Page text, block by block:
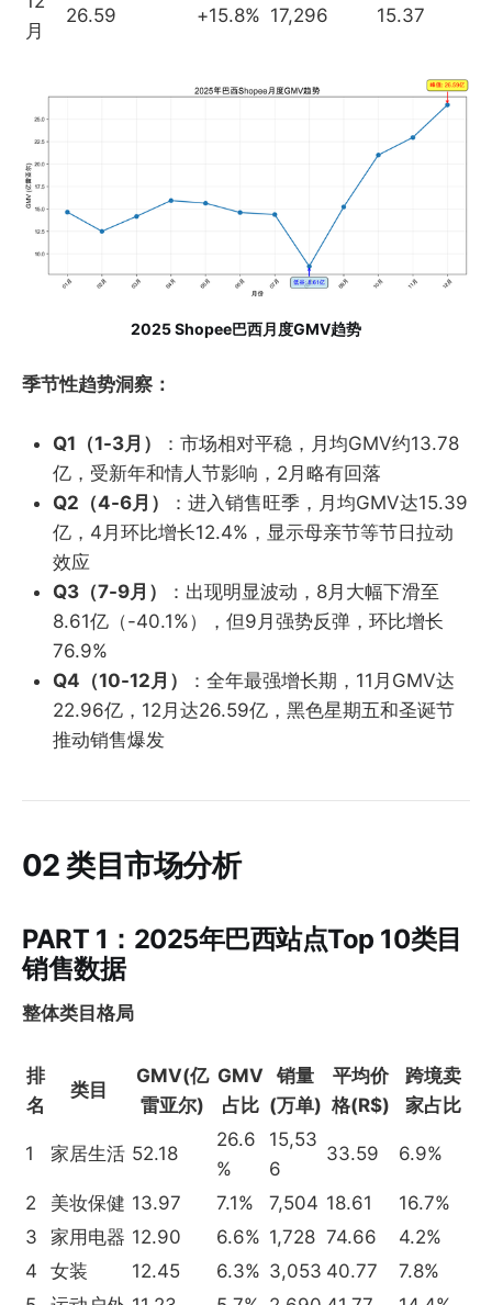
月
26.59 +15.8% 17,296 15.37
2025 Shopee巴西月度GMV趋势
季节性趋势洞察：
Q1（1-3月）
：市场相对平稳，月均GMV约13.78
亿，受新年和情人节影响，2月略有回落
Q2（4-6月）
：进入销售旺季，月均GMV达15.39
亿，4月环比增长12.4%，显示母亲节等节日拉动
效应
Q3（7-9月）
：出现明显波动，8月大幅下滑至
8.61亿（-40.1%），但9月强势反弹，环比增长
76.9%
Q4（10-12月）
：全年最强增长期，11月GMV达
22.96亿，12月达26.59亿，黑色星期五和圣诞节
推动销售爆发
02 类目市场分析
PART 1：2025年巴西站点Top 10类目
销售数据
整体类目格局
排
名
类目
GMV(亿
雷亚尔)
GMV
占比
销量
(万单)
平均价
格(R$)
跨境卖
家占比
1 家居生活 52.18
26.6
%
15,53
6
33.59 6.9%
2 美妆保健 13.97 7.1% 7,504 18.61
16.7%
3
家用电器 12.90 6.6% 1,728 74.66
4.2%
4
女装 12.45 6.3% 3,053 40.77
7.8%